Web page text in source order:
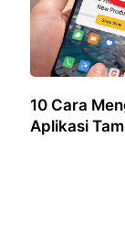
10 Cara
Aplikasi